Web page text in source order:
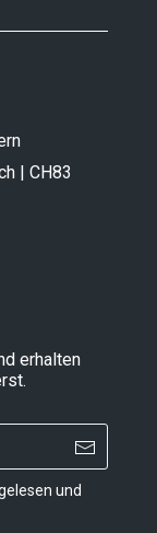
| CH83
erhalten
und